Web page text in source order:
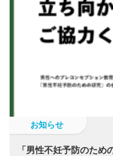
お知らせ
「男性不妊予防のため